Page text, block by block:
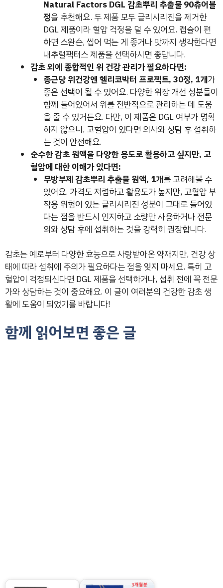
Natural Factors DGL 감초뿌리 추출물 90츄어블
정을 추천해요. 두 제품 모두 글리시리진을 제거한
DGL 제품이라 혈압 걱정을 덜 수 있어요. 캡슐이 편
하면 스완슨, 씹어 먹는 게 좋거나 맛까지 생각한다면
내추럴팩터스 제품을 선택하시면 좋답니다.
감초 외에 종합적인 위 건강 관리가 필요하다면:
종근당 위건강엔 헬리코박터 프로젝트, 30정, 1개가
좋은 선택이 될 수 있어요. 다양한 위장 개선 성분들이
함께 들어있어서 위를 전반적으로 관리하는 데 도움
을 줄 수 있거든요. 다만, 이 제품은 DGL 여부가 명확
하지 않으니, 고혈압이 있다면 의사와 상담 후 섭취하
는 것이 안전해요.
순수한 감초 원액을 다양한 용도로 활용하고 싶지만, 고
혈압에 대한 이해가 있다면:
무방부제 감초뿌리 추출물 원액, 1개를 고려해볼 수
있어요. 가격도 저렴하고 활용도가 높지만, 고혈압 부
작용 위험이 있는 글리시리진 성분이 그대로 들어있
다는 점을 반드시 인지하고 소량만 사용하거나 전문
의와 상담 후에 섭취하는 것을 강력히 권장합니다.
감초는 예로부터 다양한 효능으로 사랑받아온 약재지만, 건강 상
태에 따라 섭취에 주의가 필요하다는 점을 잊지 마세요. 특히 고
혈압이 걱정되신다면 DGL 제품을 선택하거나, 섭취 전에 꼭 전문
가와 상담하는 것이 중요해요. 이 글이 여러분의 건강한 감초 생
활에 도움이 되었기를 바랍니다!
함께 읽어보면 좋은 글